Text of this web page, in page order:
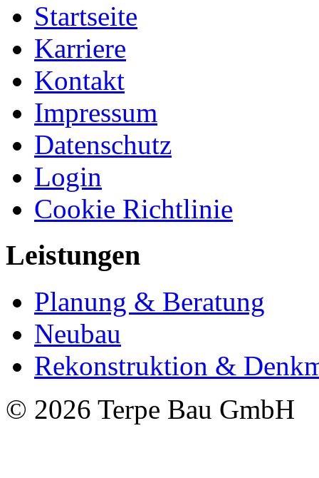
Startseite
Karriere
Kontakt
Impressum
Datenschutz
Login
Cookie Richtlinie
Leistungen
Planung & Beratung
Neubau
Rekonstruktion &
© 2026 Terpe Bau GmbH